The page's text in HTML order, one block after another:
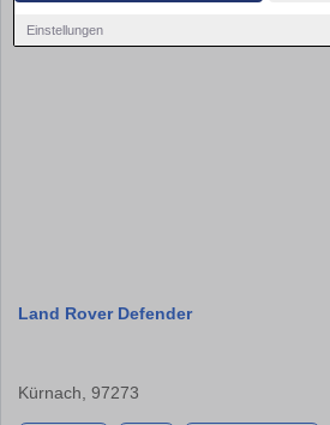
Einstellungen
Land Rover Defender
Kürnach, 97273